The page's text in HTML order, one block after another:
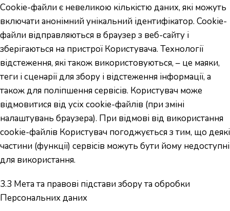
Сookie-файли є невеликою кількістю даних, які можуть
включати анонімний унікальний ідентифікатор. Cookie-
файли відправляються в браузер з веб-сайту і
зберігаються на пристрої Користувача. Технології
відстеження, які також використовуються, – це маяки,
теги і сценарії для збору і відстеження інформації, а
також для поліпшення сервісів. Користувач може
відмовитися від усіх cookie-файлів (при зміні
налаштувань браузера). При відмові від використання
cookie-файлів Користувач погоджується з тим, що деякі
частини (функції) сервісів можуть бути йому недоступні
для використання.
3.3 Мета та правові підстави збору та обробки
Персональних даних